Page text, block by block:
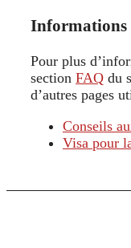
Informations
Pour plus
section FAQ du
d’autres pages
Conseils
Visa pour